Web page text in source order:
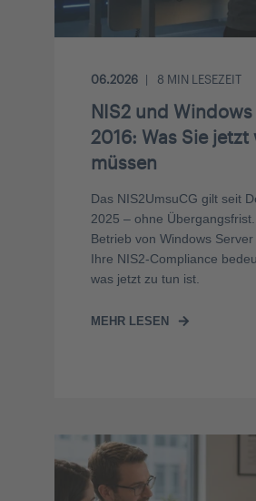
06.2026 8 MIN LESEZEIT
NIS2 und
2016: Was Sie jetzt
müssen
Das NIS2UmsuCG gilt seit
2025 – ohne
Betrieb von Windows
Ihre NIS2-Compliance
was jetzt zu tun ist.
MEHR LESEN